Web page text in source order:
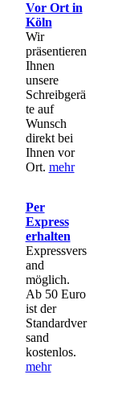
Vor Ort in
Köln
Wir
präsentieren
Ihnen
unsere
Schreibgerä
te auf
Wunsch
direkt bei
Ihnen vor
Ort. mehr
Per
Express
erhalten
Expressvers
and
möglich.
Ab 50 Euro
ist der
Standardver
sand
kostenlos.
mehr